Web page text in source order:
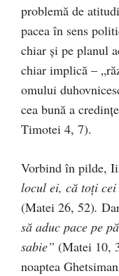
problemă de
pacea în sens
chiar şi pe planul
chiar implică –
omului
cea bună a
Timotei 4, 7).
Vorbind în pilde,
locul ei, că toţi
(Matei 26, 52).
să aduc pace pe
sabie” (Matei 10,
noaptea